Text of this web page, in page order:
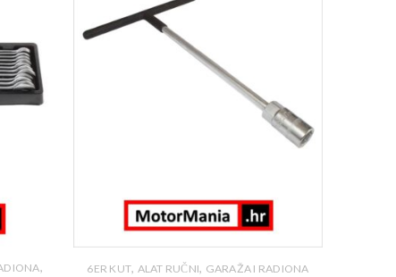
, 6ER KUT, ALAT RUČNI, GARAŽA I RADIONA